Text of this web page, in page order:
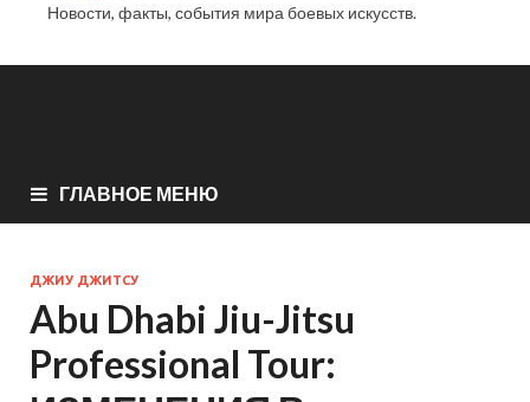
Новости, факты, события мира боевых искусств.
ГЛАВНОЕ МЕНЮ
ДЖИУ ДЖИТСУ
Abu Dhabi Jiu-Jitsu
Professional Tour: